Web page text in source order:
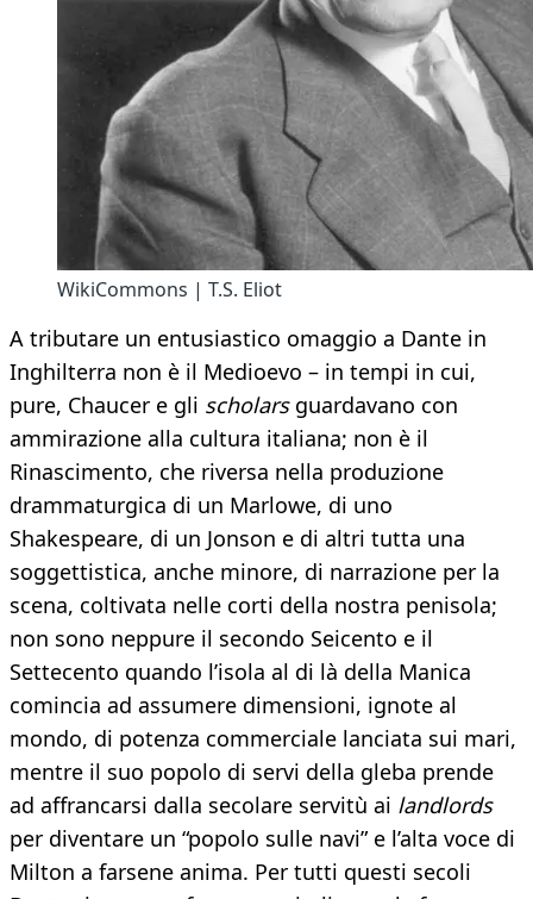
WikiCommons | T.S. Eliot
A tributare un entusiastico omaggio a Dante in
Inghilterra non è il Medioevo – in tempi in cui,
pure, Chaucer e gli scholarsguardavano con
ammirazione alla cultura italiana; non è il
Rinascimento, che riversa nella produzione
drammaturgica di un Marlowe, di uno
Shakespeare, di un Jonson e di altri tutta una
soggettistica, anche minore, di narrazione per la
scena, coltivata nelle corti della nostra penisola;
non sono neppure il secondo Seicento e il
Settecento quando l’isola al di là della Manica
comincia ad assumere dimensioni, ignote al
mondo, di potenza commerciale lanciata sui mari,
mentre il suo popolo di servi della gleba prende
ad affrancarsi dalla secolare servitù ai landlords
per diventare un “popolo sulle navi” e l’alta voce di
Milton a farsene anima. Per tutti questi secoli